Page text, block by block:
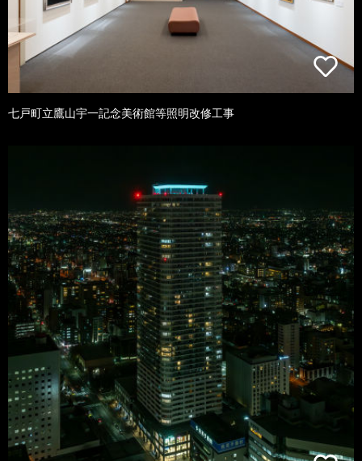
七戸町立鷹山宇一記念美術館等照明改修工事